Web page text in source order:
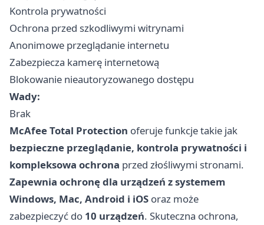
Kontrola prywatności
Ochrona przed szkodliwymi witrynami
Anonimowe przeglądanie internetu
Zabezpiecza kamerę internetową
Blokowanie nieautoryzowanego dostępu
Wady:
Brak
McAfee Total Protection oferuje funkcje takie jak
bezpieczne przeglądanie, kontrola prywatności i
kompleksowa ochrona przed złośliwymi stronami.
Zapewnia ochronę dla urządzeń z systemem
Windows, Mac, Android i iOS oraz może
zabezpieczyć do 10 urządzeń. Skuteczna ochrona,